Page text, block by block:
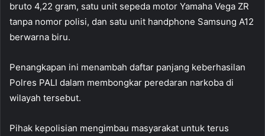
bruto 4,22 gram, satu unit sepeda motor Yamaha Vega ZR
tanpa nomor polisi, dan satu unit handphone Samsung A12
berwarna biru.
Penangkapan ini menambah daftar panjang keberhasilan
Polres PALI dalam membongkar peredaran narkoba di
wilayah tersebut.
Pihak kepolisian mengimbau masyarakat untuk terus